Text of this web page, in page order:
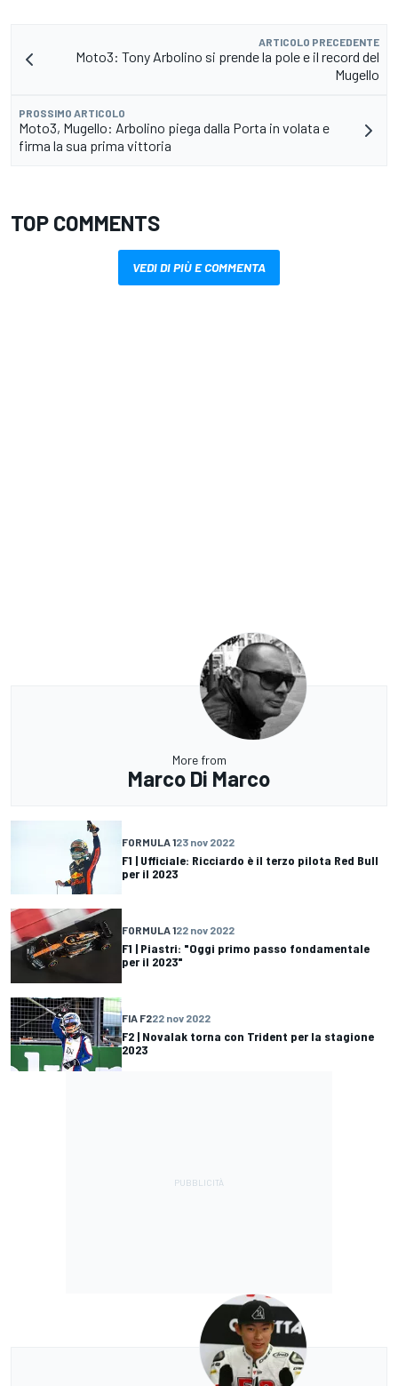
ARTICOLO PRECEDENTE
Moto3: Tony Arbolino si prende la pole e il record del
Mugello
PROSSIMO ARTICOLO
Moto3, Mugello: Arbolino piega dalla Porta in volata e
firma la sua prima vittoria
TOP COMMENTS
VEDI DI PIÙ E COMMENTA
More from
Marco Di Marco
FORMULA 123 nov 2022
F1 | Ufficiale: Ricciardo è il terzo pilota Red Bull
per il 2023
FORMULA 122 nov 2022
F1 | Piastri: "Oggi primo passo fondamentale
per il 2023"
FIA F222 nov 2022
F2 | Novalak torna con Trident per la stagione
2023